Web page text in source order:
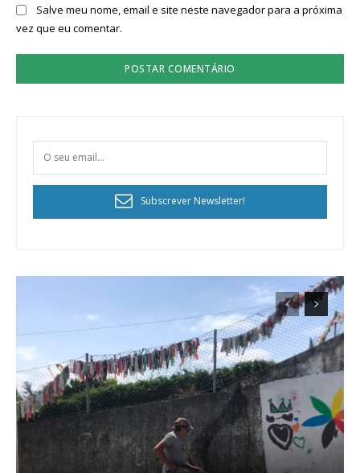
Planos de Assinatura
Faça-se assinante do Região de Cister e ajude-nos a manter este serviço
público!
Salve meu nome, email e site neste navegador para a próxima
vez que eu comentar.
Subscrever Newsletter!